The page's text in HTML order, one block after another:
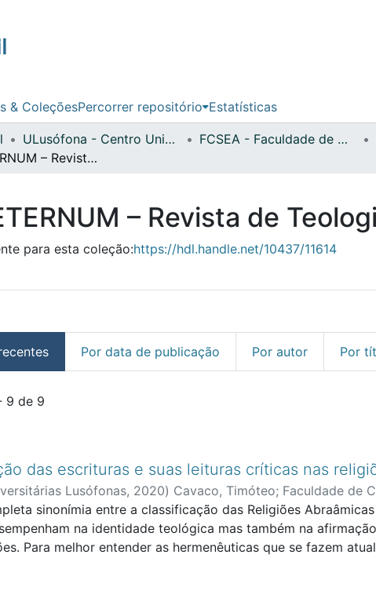
& ColeçõesPercorrer repositório Estatísticas
ULusófona - Centro Universitário de Lisboa FCSEA - Faculdade de Ciências Sociais, Educação e Administração
AD AETERNUM – Revista de Teologia Vol. 1 N.º 0 (2020)
– Revista de
para esta coleção:https://hdl.handle.net/10437/11614
Por data de publicação Por autor Por
9 de 9
das escrituras e suas leituras críticas nas
Lusófonas, 2020) Cavaco, Timóteo; Faculdade de
sinonímia entre a classificação das Religiões
na identidade teológica mas também na
Para melhor entender as hermenêuticas que se fazem
histórico de formação de cada um desses cânones,